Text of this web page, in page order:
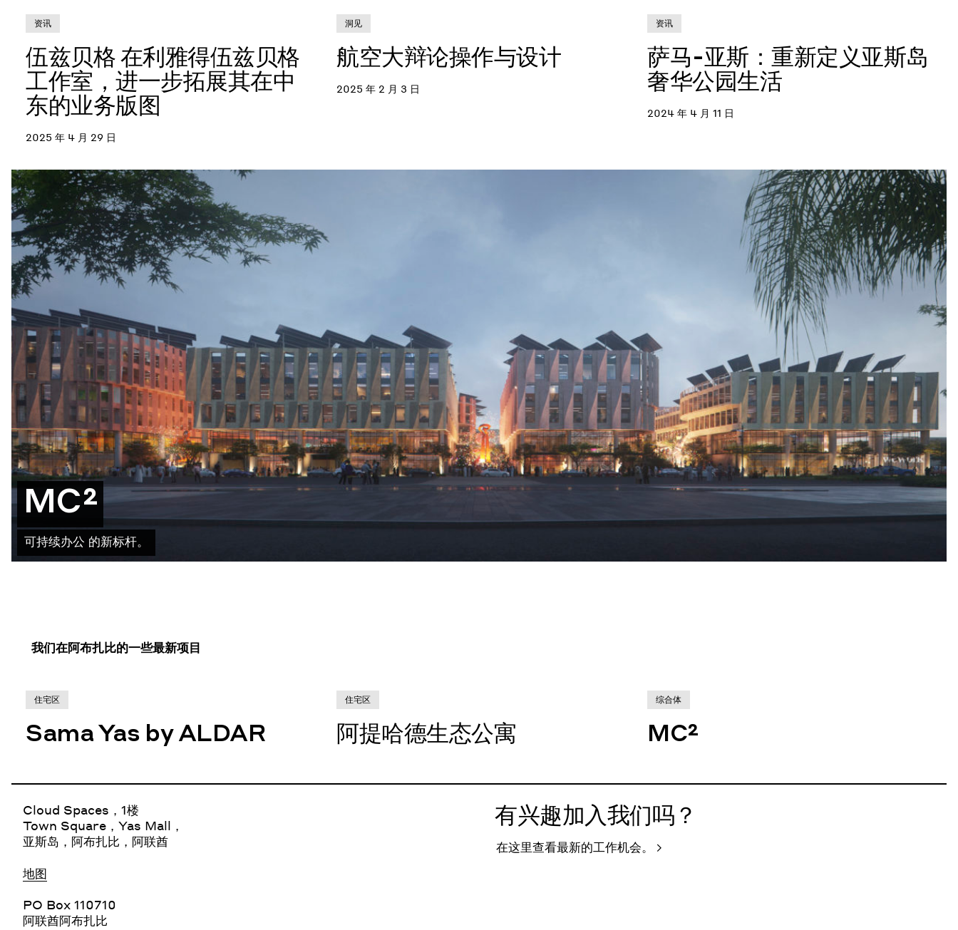
资讯
伍兹贝格 在利雅得伍兹贝格
工作室，进一步拓展其在中
东的业务版图
2025 年 4 月 29 日
洞见
航空大辩论操作与设计
2025 年 2 月 3 日
资讯
萨马-亚斯：重新定义亚斯岛
奢华公园生活
2024 年 4 月 11 日
MC²
可持续办公 的新标杆。
我们在阿布扎比的一些最新项目
住宅区
Sama Yas by ALDAR
住宅区
阿提哈德生态公寓
综合体
MC²
Cloud Spaces，1楼
Town Square，Yas Mall，
亚斯岛，阿布扎比，阿联酋
地图
PO Box 110710
阿联酋阿布扎比
有兴趣加入我们吗？
在这里查看最新的工作机会。